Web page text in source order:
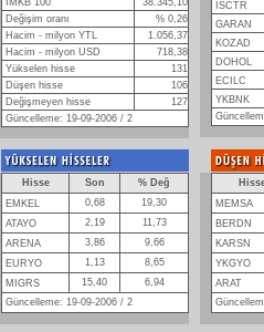
IMKB 100
38.345,10
Değişim oranı
% 0,26
Hacim - milyon YTL
1.056,37
Hacim - milyon USD
718,38
Yükselen hisse
131
Düşen hisse
106
Değişmeyen hisse
127
Güncelleme: 19-09-2006 / 2
ISCTR
GARAN
KOZAD
DOHOL
ECILC
YKBNK
Hisse Son
% Değ
EMKEL
0,68
19,30
ATAYO
2,19
11,73
ARENA
3,86
9,66
EURYO
1,13
8,65
MIGRS
15,40
6,94
Güncelleme: 19-09-2006 / 2
MEMSA
BERDN
KARSN
YKGYO
ARAT